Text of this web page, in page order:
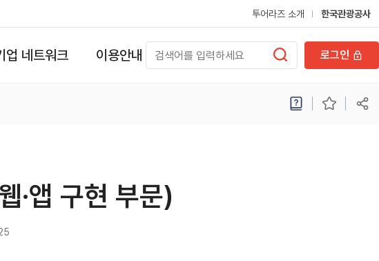
투어라즈 소개 한국관광공사
업 네트워크 이용안내 로그인
·앱 구현 부문)